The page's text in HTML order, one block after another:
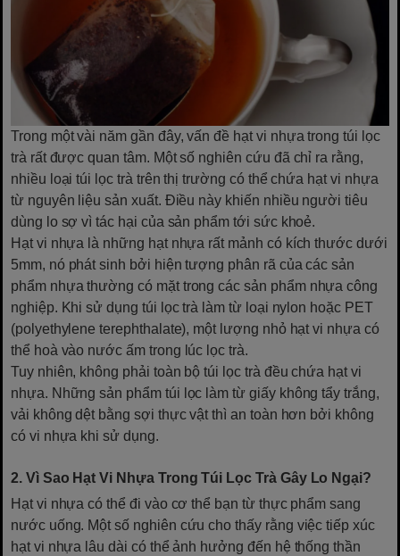
Trong một vài năm gần đây, vấn đề hạt vi nhựa trong túi lọc
trà rất được quan tâm. Một số nghiên cứu đã chỉ ra rằng,
nhiều loại túi lọc trà trên thị trường có thể chứa hạt vi nhựa
từ nguyên liệu sản xuất. Điều này khiến nhiều người tiêu
dùng lo sợ vì tác hại của sản phẩm tới sức khoẻ.
Hạt vi nhựa là những hạt nhựa rất mảnh có kích thước dưới
5mm, nó phát sinh bởi hiện tượng phân rã của các sản
phẩm nhựa thường có mặt trong các sản phẩm nhựa công
nghiệp. Khi sử dụng túi lọc trà làm từ loại nylon hoặc PET
(polyethylene terephthalate), một lượng nhỏ hạt vi nhựa có
thể hoà vào nước ấm trong lúc lọc trà.
Tuy nhiên, không phải toàn bộ túi lọc trà đều chứa hạt vi
nhựa. Những sản phẩm túi lọc làm từ giấy không tẩy trắng,
vải không dệt bằng sợi thực vật thì an toàn hơn bởi không
có vi nhựa khi sử dụng.
2. Vì Sao Hạt Vi Nhựa Trong Túi Lọc Trà Gây Lo Ngại?
Hạt vi nhựa có thể đi vào cơ thể bạn từ thực phẩm sang
nước uống. Một số nghiên cứu cho thấy rằng việc tiếp xúc
hạt vi nhựa lâu dài có thể ảnh hưởng đến hệ thống thần